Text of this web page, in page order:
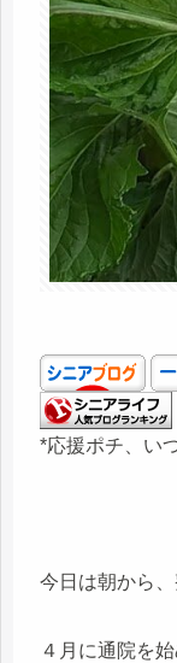
*応援ポチ、い
今日は朝から
４月に通院を